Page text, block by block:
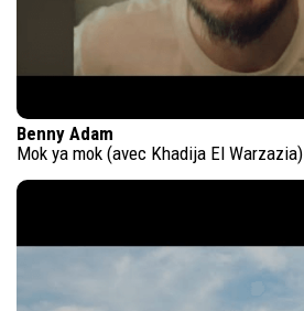
Benny Adam
Mok ya mok (avec Khadija El Warzazia)